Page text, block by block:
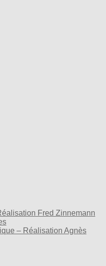
Fred Zinnemann
– Réalisation Agnès